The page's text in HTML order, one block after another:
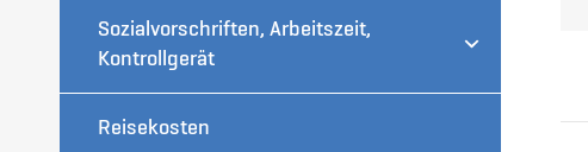
Sozialvorschriften, Arbeitszeit,
Kontrollgerät
Reisekosten